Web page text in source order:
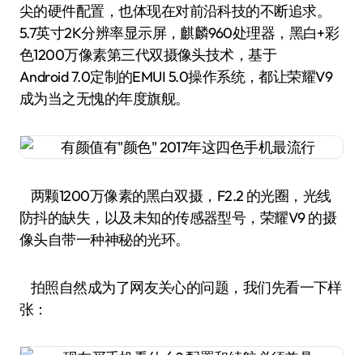
尖的硬件配置，也体现在对前沿科技的不断追求。
5.7英寸2K分辨率显示屏，麒麟960处理器，黑白+彩
色1200万像素第三代双摄像头技术，基于
Android 7.0定制的EMUI 5.0操作系统，都让荣耀V9
成为当之无愧的年度旗舰。
两颗1200万像素的黑白双摄，F2.2 的光圈，光线
防抖的缺失，以及未知的传感器型号，荣耀V9 的摄
像头自带一种神秘的光环。
拍照自然成为了网友关心的问题，我们先看一下样
张：